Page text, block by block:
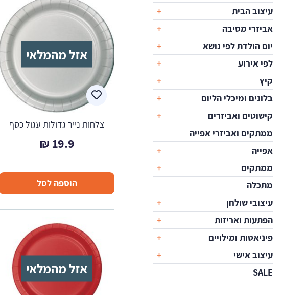
עיצוב הבית
אביזרי מסיבה
יום הולדת לפי נושא
לפי אירוע
קיץ
בלונים ומיכלי הליום
קישוטים ואביזרים
ממתקים ואביזרי אפייה
אפייה
ממתקים
מתכלה
עיצובי שולחן
הפתעות ואריזות
פיניאטות ומילויים
עיצוב אישי
SALE
אזל מהמלאי
צלחות נייר גדולות עגול כסף
19.9
₪
הוספה לסל
אזל מהמלאי